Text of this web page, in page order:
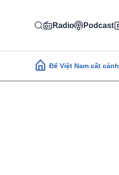
Radio Podcast
Main navigation
Để Việt Nam cất cánh